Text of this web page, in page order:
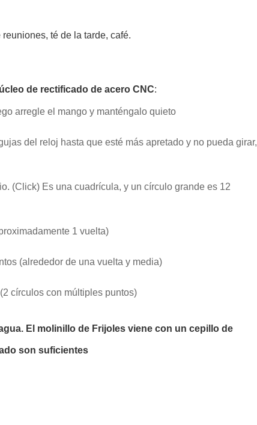
té de la tarde, café.
de rectificado de acero CNC:
arregle el mango y manténgalo quieto
del reloj hasta que esté más apretado y no pueda girar,
(Click) Es una cuadrícula, y un círculo grande es 12
1 vuelta)
(alrededor de una vuelta y media)
círculos con múltiples puntos)
El molinillo de Frijoles viene con un cepillo de
son suficientes